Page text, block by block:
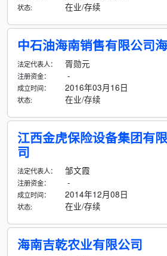
状态: 在业/存续
中石油海南销售有限公司
法定代表人： 胥勋元
注册资金： -
成立时间： 2016年03月16日
状态: 在业/存续
江西金虎保险设备集团有
司
法定代表人： 邹文霞
注册资金： -
成立时间： 2014年12月08日
状态: 在业/存续
海南吉乾农业有限公司